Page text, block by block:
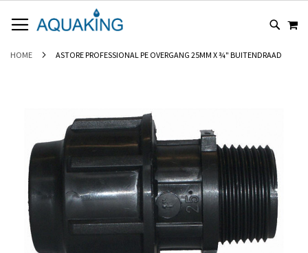
NAAR
DE
HOME ASTORE PROFESSIONAL PE OVERGANG 25MM X ¾" BUITENDRAAD
afbeeldingen-
gallerij